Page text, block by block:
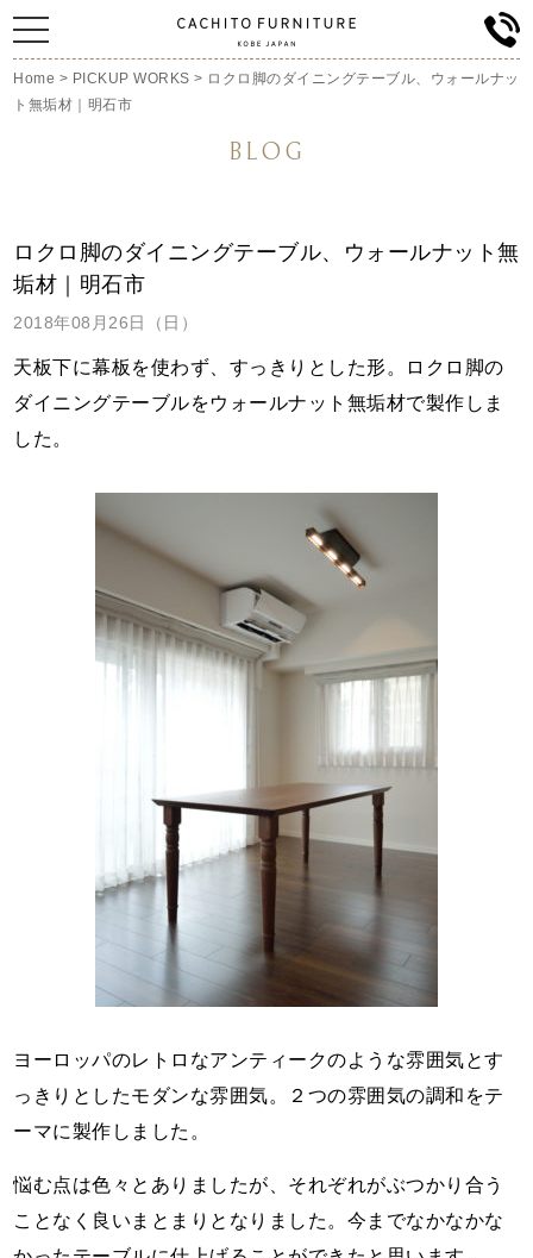
Home > PICKUP WORKS > ロクロ脚のダイニングテーブル、ウォールナッ
ト無垢材｜明石市
BLOG
ロクロ脚のダイニングテーブル、ウォールナット無
垢材｜明石市
2018年08月26日（日）
天板下に幕板を使わず、すっきりとした形。ロクロ脚の
ダイニングテーブルをウォールナット無垢材で製作しま
した。
ヨーロッパのレトロなアンティークのような雰囲気とす
っきりとしたモダンな雰囲気。２つの雰囲気の調和をテ
ーマに製作しました。
悩む点は色々とありましたが、それぞれがぶつかり合う
ことなく良いまとまりとなりました。今までなかなかな